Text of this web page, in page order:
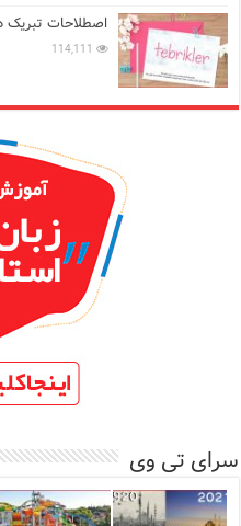
اصطلاحات تبریک
114,111
سرای تی وی